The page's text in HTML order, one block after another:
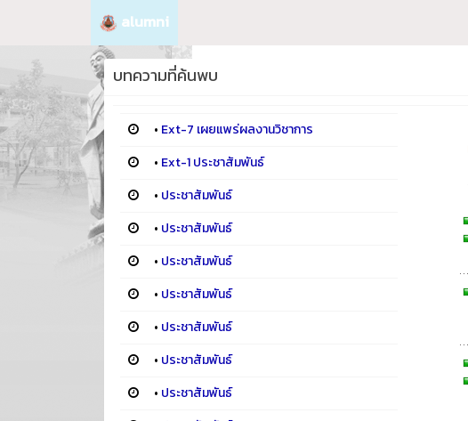
alumni
บทความที่ค้นพบ
• Ext-7 เผยแพร่ผลงานวิชาการ
• Ext-1 ประชาสัมพันธ์
• ประชาสัมพันธ์
• ประชาสัมพันธ์
• ประชาสัมพันธ์
• ประชาสัมพันธ์
• ประชาสัมพันธ์
• ประชาสัมพันธ์
• ประชาสัมพันธ์